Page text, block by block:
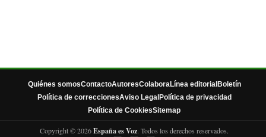
Quiénes somosContactoAutoresColaboraLínea editorial Boletín
Política de correccionesAviso Legal Política de privacidad
Política de CookiesSitemap
Copyright © 2026España es Voz. Todos los derechos reservados.